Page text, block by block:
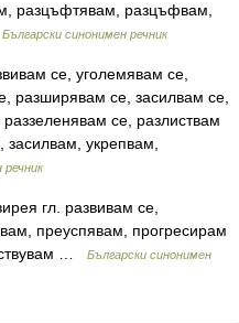
разцъфтявам, разцъфвам,
Български синонимен речник
се, уголемявам се,
разширявам се, засилвам се,
се, разлиствам
засилвам, укрепвам,
речник
гл. развивам се,
преуспявам, прогресирам
…
Български синонимен